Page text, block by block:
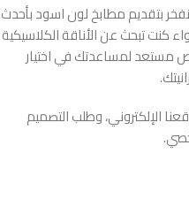
بتقديم مطابخ لون اسود بأحدث
كنت تبحث عن الأناقة الكلاسيكية
مستعد لمساعدتك في اختيار
الإلكتروني، وطلب التصميم